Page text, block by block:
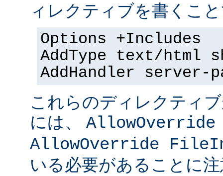
ィレクティブを書くこ
Options +Includes
AddType text/html
AddHandler server-
これらのディレクティ
には、 AllowOverride
AllowOverride
いる必要があることに